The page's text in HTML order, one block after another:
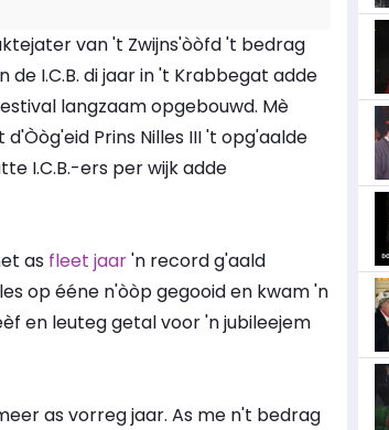
van 't Zwijns'òòfd 't bedrag
I.C.B. di jaar in 't Krabbegat adde
langzaam opgebouwd. Mè
Prins Nilles III 't opg'aalde
I.C.B.-ers per wijk adde
as fleet jaar'n record g'aald
op ééne n'òòp gegooid en kwam 'n
en leuteg getal voor 'n jubileejem
as vorreg jaar. As me n't bedrag